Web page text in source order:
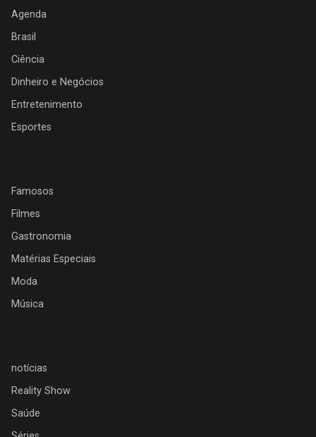
Agenda
Brasil
Ciência
Dinheiro e Negócios
Entretenimento
Esportes
Famosos
Filmes
Gastronomia
Matérias Especiais
Moda
Música
notícias
Reality Show
Saúde